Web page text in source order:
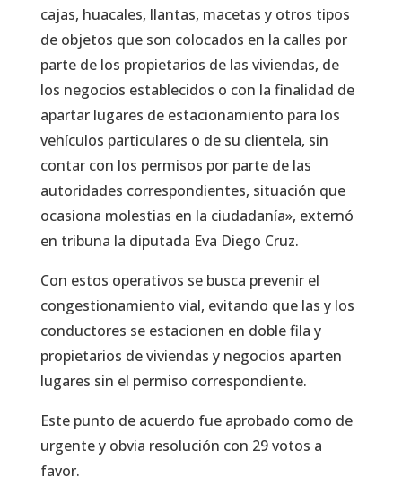
cajas, huacales, llantas, macetas y otros tipos
de objetos que son colocados en la calles por
parte de los propietarios de las viviendas, de
los negocios establecidos o con la finalidad de
apartar lugares de estacionamiento para los
vehículos particulares o de su clientela, sin
contar con los permisos por parte de las
autoridades correspondientes, situación que
ocasiona molestias en la ciudadanía», externó
en tribuna la diputada Eva Diego Cruz.
Con estos operativos se busca prevenir el
congestionamiento vial, evitando que las y los
conductores se estacionen en doble fila y
propietarios de viviendas y negocios aparten
lugares sin el permiso correspondiente.
Este punto de acuerdo fue aprobado como de
urgente y obvia resolución con 29 votos a
favor.